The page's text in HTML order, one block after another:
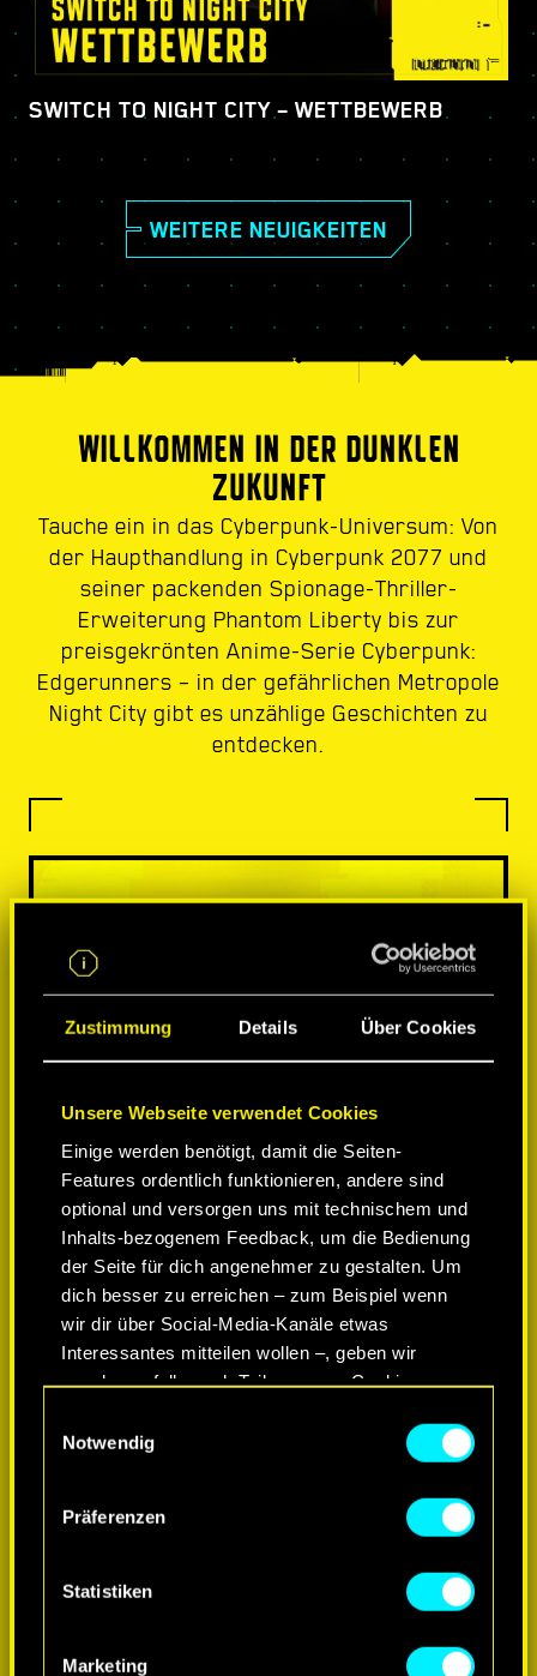
Zustimmung Details Über Cookies
Unsere Webseite verwendet Cookies
Einige werden benötigt, damit die Seiten-
Features ordentlich funktionieren, andere sind
optional und versorgen uns mit technischem und
Inhalts-bezogenem Feedback, um die Bedienung
der Seite für dich angenehmer zu gestalten. Um
dich besser zu erreichen – zum Beispiel wenn
wir dir über Social-Media-Kanäle etwas
Interessantes mitteilen wollen –, geben wir
gegebenenfalls auch Teile unserer Cookies an
Cookies erfordert allerdings deine Zustimmung.
Alle Details zu unserer Nutzung von Cookies
findest du unten im Menü „Einstellungen“, wo du,
das Thema Cookies ändern kannst.
Notwendig
Präferenzen
Statistiken
Marketing
SWITCH TO NIGHT CITY – WETTBEWERB
WEITERE NEUIGKEITEN
WILLKOMMEN IN DER DUNKLEN
ZUKUNFT
Tauche ein in das Cyberpunk-Universum: Von
der Haupthandlung in Cyberpunk 2077 und
seiner packenden Spionage-Thriller-
Erweiterung Phantom Liberty bis zur
preisgekrönten Anime-Serie Cyberpunk:
Edgerunners – in der gefährlichen Metropole
Night City gibt es unzählige Geschichten zu
entdecken.